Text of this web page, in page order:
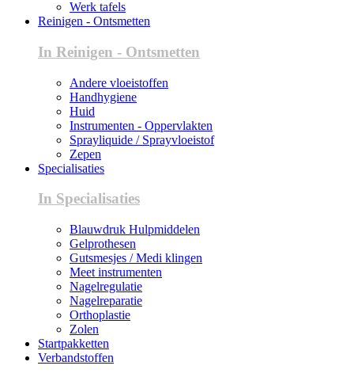
Werk tafels
Reinigen - Ontsmetten
In Reinigen - Ontsmetten
Andere vloeistoffen
Handhygiene
Huid
Instrumenten - Oppervlakten
Sprayliquide / Sprayvloeistof
Zepen
Specialisaties
In Specialisaties
Blauwdruk Hulpmiddelen
Gelprothesen
Gutsmesjes / Medi klingen
Meet instrumenten
Nagelregulatie
Nagelreparatie
Orthoplastie
Zolen
Startpakketten
Verbandstoffen